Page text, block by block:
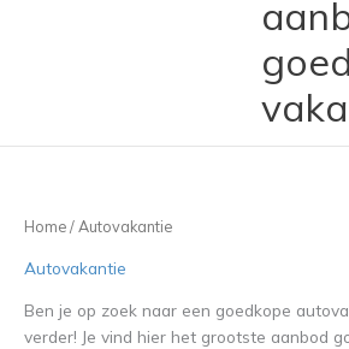
Home/ Autovakantie
Autovakantie
Ben je op zoek naar een goedkope
verder! Je vind hier het grootste aanbod